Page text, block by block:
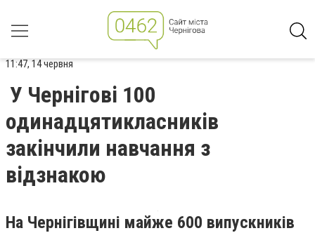
11:47, 14 червня
У Чернігові 100
одинадцятикласників
закінчили навчання з
відзнакою
На Чернігівщині майже 600 випускників